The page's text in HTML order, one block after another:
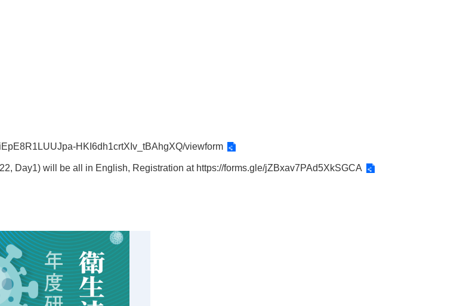
HKI6dh1crtXIv_tBAhgXQ/viewform
Day1) will be all in English, Registration at https://forms.gle/jZBxav7PAd5XkSGCA